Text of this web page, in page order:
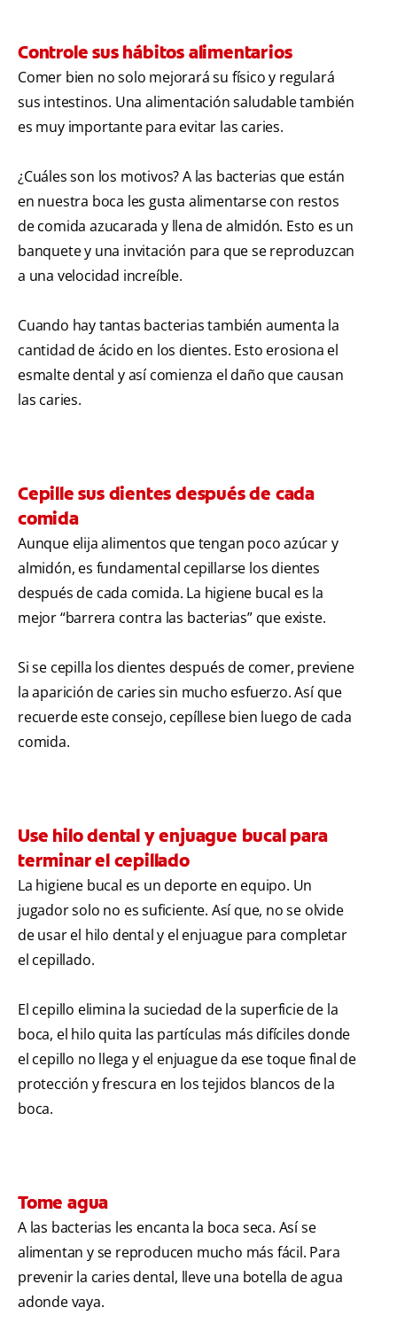
Controle sus hábitos alimentarios
Comer bien no solo mejorará su físico y regulará
sus intestinos. Una alimentación saludable también
es muy importante para evitar las caries.
¿Cuáles son los motivos? A las bacterias que están
en nuestra boca les gusta alimentarse con restos
de comida azucarada y llena de almidón. Esto es un
banquete y una invitación para que se reproduzcan
a una velocidad increíble.
Cuando hay tantas bacterias también aumenta la
cantidad de ácido en los dientes. Esto erosiona el
esmalte dental y así comienza el daño que causan
las caries.
Cepille sus dientes después de cada
comida
Aunque elija alimentos que tengan poco azúcar y
almidón, es fundamental cepillarse los dientes
después de cada comida. La higiene bucal es la
mejor “barrera contra las bacterias” que existe.
Si se cepilla los dientes después de comer, previene
la aparición de caries sin mucho esfuerzo. Así que
recuerde este consejo, cepíllese bien luego de cada
comida.
Use hilo dental y enjuague bucal para
terminar el cepillado
La higiene bucal es un deporte en equipo. Un
jugador solo no es suficiente. Así que, no se olvide
de usar el hilo dental y el enjuague para completar
el cepillado.
El cepillo elimina la suciedad de la superficie de la
boca, el hilo quita las partículas más difíciles donde
el cepillo no llega y el enjuague da ese toque final de
protección y frescura en los tejidos blancos de la
boca.
Tome agua
A las bacterias les encanta la boca seca. Así se
alimentan y se reproducen mucho más fácil. Para
prevenir la caries dental, lleve una botella de agua
adonde vaya.